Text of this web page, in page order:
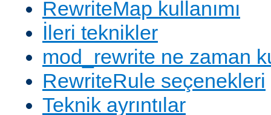
RewriteMap kullanımı
İleri teknikler
mod_rewrite ne zaman
RewriteRule seçenekleri
Teknik ayrıntılar